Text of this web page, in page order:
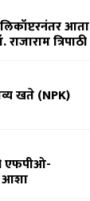
आता
त्रिपाठी
खते (NPK)
एफपीओ-
आशा